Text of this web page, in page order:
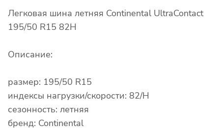
Легковая шина летняя Continental UltraContact
195/50 R15 82H
Описание:
размер: 195/50 R15
индексы нагрузки/скорости: 82/H
сезонность: летняя
бренд: Continental